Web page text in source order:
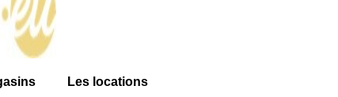
Les locations